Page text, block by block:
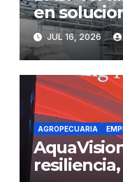
en
impulsar
sostenible.
JUL 16, 2026
AGROPECUARIA